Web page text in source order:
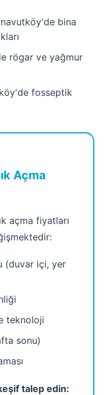
bina
rögar ve yağmur
fosseptik
Açma
açma fiyatları
(duvar içi, yer
teknoloji
sonu)
talep edin: